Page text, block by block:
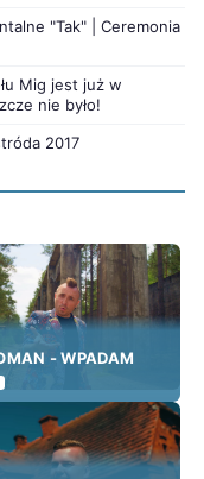
"Tak" | Ceremonia
Mig jest już w
nie było!
2017
- WPADAM